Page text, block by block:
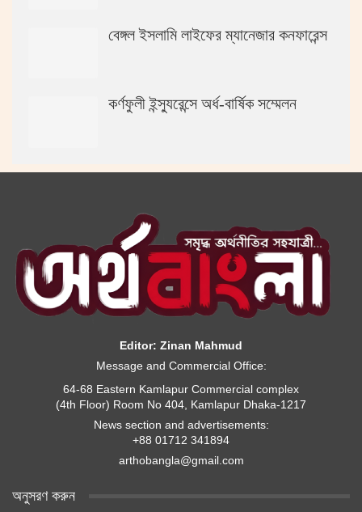
বেঙ্গল ইসলামি লাইফের ম্যানেজার কনফারেন্স
কর্ণফুলী ইন্স্যুরেন্সে অর্ধ-বার্ষিক সম্মেলন
Editor: Zinan Mahmud
Message and Commercial Office:
64-68 Eastern Kamlapur Commercial complex
(4th Floor) Room No 404, Kamlapur Dhaka-1217
News section and advertisements:
+88 01712 341894
arthobangla@gmail.com
অনুসরণ করুন